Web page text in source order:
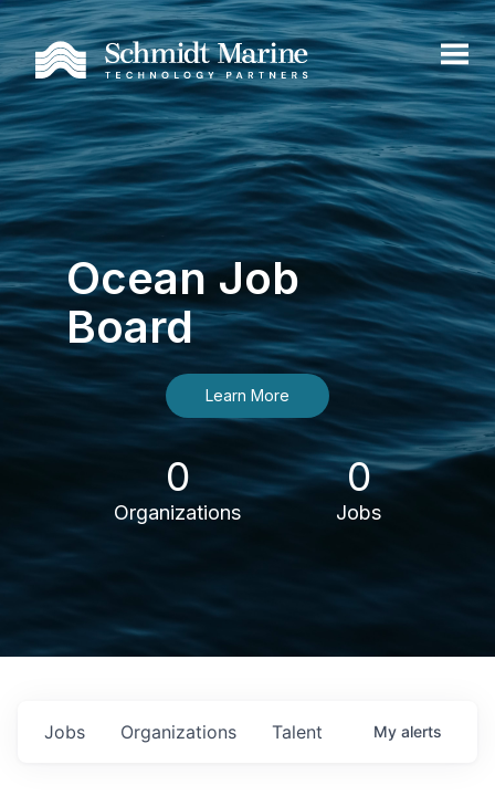
Ocean Job
Board
Learn More
0
Organizations
0
Jobs
Jobs Organizations Talent My alerts